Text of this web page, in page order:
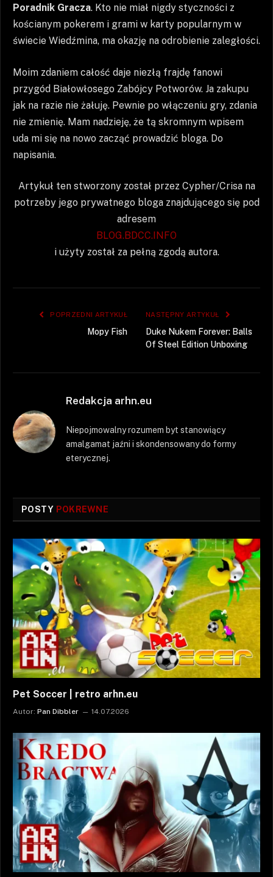
Poradnik Gracza. Kto nie miał nigdy styczności z
kościanym pokerem i grami w karty popularnym w
świecie Wiedźmina, ma okazję na odrobienie zaległości.
Moim zdaniem całość daje niezłą frajdę fanowi
przygód Białowłosego Zabójcy Potworów. Ja zakupu
jak na razie nie żałuję. Pewnie po włączeniu gry, zdania
nie zmienię. Mam nadzieję, że tą skromnym wpisem
uda mi się na nowo zacząć prowadzić bloga. Do
napisania.
Artykuł ten stworzony został przez Cypher/Crisa na
potrzeby jego prywatnego bloga znajdującego się pod
adresem
BLOG.BDCC.INFO
i użyty został za pełną zgodą autora.
POPRZEDNI ARTYKUŁ
Mopy Fish
NASTĘPNY ARTYKUŁ
Duke Nukem Forever: Balls
Of Steel Edition Unboxing
Redakcja arhn.eu
Niepojmowalny rozumem byt stanowiący
amalgamat jaźni i skondensowany do formy
eterycznej.
POSTY POKREWNE
Pet Soccer | retro arhn.eu
Autor: Pan Dibbler 14.07.2026